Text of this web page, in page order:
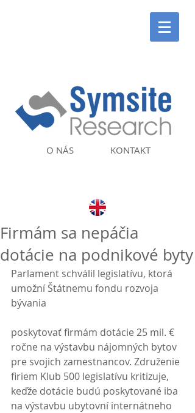
KONTAKT
O NÁS
Firmám sa nepáčia
dotácie na podnikové byty
Parlament schválil legislatívu, ktorá
umožní Štátnemu fondu rozvoja
bývania
poskytovať firmám dotácie 25 mil. €
ročne na výstavbu nájomných bytov
pre svojich zamestnancov. Združenie
firiem Klub 500 legislatívu kritizuje,
keďže dotácie budú poskytované iba
na výstavbu ubytovní internátneho